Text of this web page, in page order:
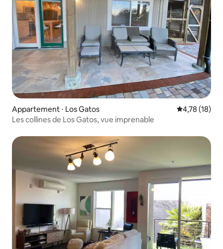
Appartement ⋅ Los Gatos Évaluation
4,78 (18)
Les collines de Los Gatos, vue imprenable